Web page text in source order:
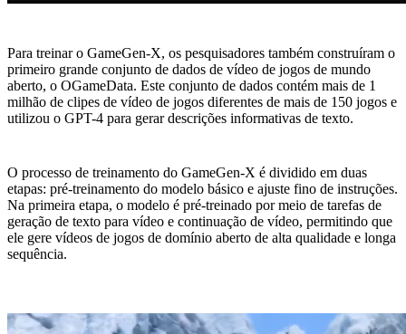
Para treinar o GameGen-X, os pesquisadores também construíram o
primeiro grande conjunto de dados de vídeo de jogos de mundo
aberto, o OGameData. Este conjunto de dados contém mais de 1
milhão de clipes de vídeo de jogos diferentes de mais de 150 jogos e
utilizou o GPT-4 para gerar descrições informativas de texto.
O processo de treinamento do GameGen-X é dividido em duas
etapas: pré-treinamento do modelo básico e ajuste fino de instruções.
Na primeira etapa, o modelo é pré-treinado por meio de tarefas de
geração de texto para vídeo e continuação de vídeo, permitindo que
ele gere vídeos de jogos de domínio aberto de alta qualidade e longa
sequência.